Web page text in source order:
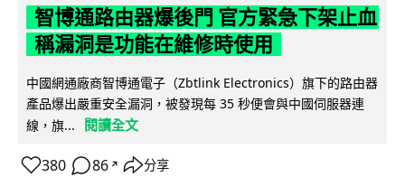
智博通路由器爆後門 官方緊急下架止血
稱漏洞是功能在維修時使用
中國網通廠商智博通電子（Zbtlink Electronics）旗下的路由器
產品爆出嚴重安全漏洞，被發現每 35 秒便會與中國伺服器連
線，旗...
閱讀全文
380 86 ↗ 分享